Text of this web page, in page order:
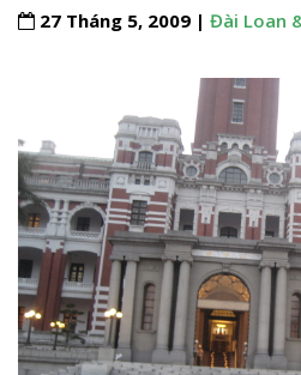
27 Tháng 5, 2009 | Đài Loan